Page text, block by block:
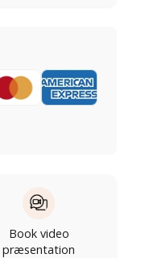
Book video
præsentation